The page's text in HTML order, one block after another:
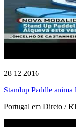
28 12 2016
Standup Paddle anima
Portugal em Direto /